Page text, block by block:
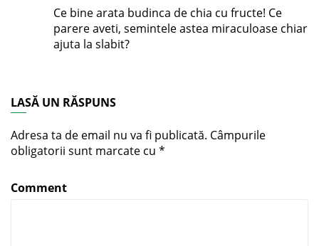
Ce bine arata budinca de chia cu fructe! Ce
parere aveti, semintele astea miraculoase chiar
ajuta la slabit?
LASĂ UN RĂSPUNS
Adresa ta de email nu va fi publicată. Câmpurile
obligatorii sunt marcate cu *
Comment